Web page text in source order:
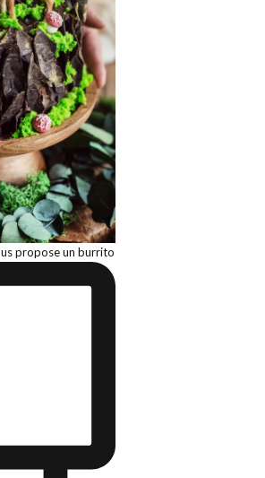
propose un burrito